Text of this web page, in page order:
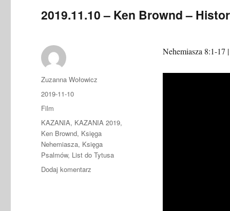
2019.11.10 – Ken Brownd –
Nehemiasza 8:1-17
Autor
Zuzanna Wołowicz
Data
publikacji
2019-11-10
Format
Film
Kategorie
KAZANIA, KAZANIA 2019,
Ken Brownd, Księga
Nehemiasza, Księga
Psalmów, List do Tytusa
Dodaj komentarz